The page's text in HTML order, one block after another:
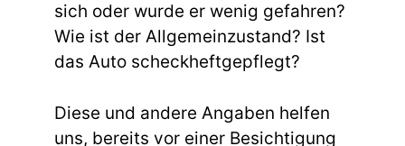
sich oder wurde er wenig gefahren?
Wie ist der Allgemeinzustand? Ist
das Auto scheckheftgepflegt?
Diese und andere Angaben helfen
uns, bereits vor einer Besichtigung